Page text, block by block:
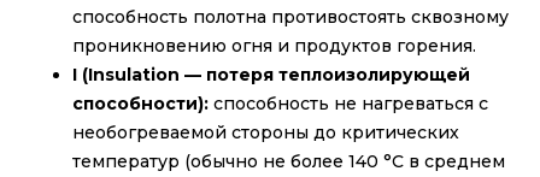
способность полотна противостоять сквозному
проникновению огня и продуктов горения.
I (Insulation — потеря теплоизолирующей
способности): способность не нагреваться с
необогреваемой стороны до критических
температур (обычно не более 140 °C в среднем